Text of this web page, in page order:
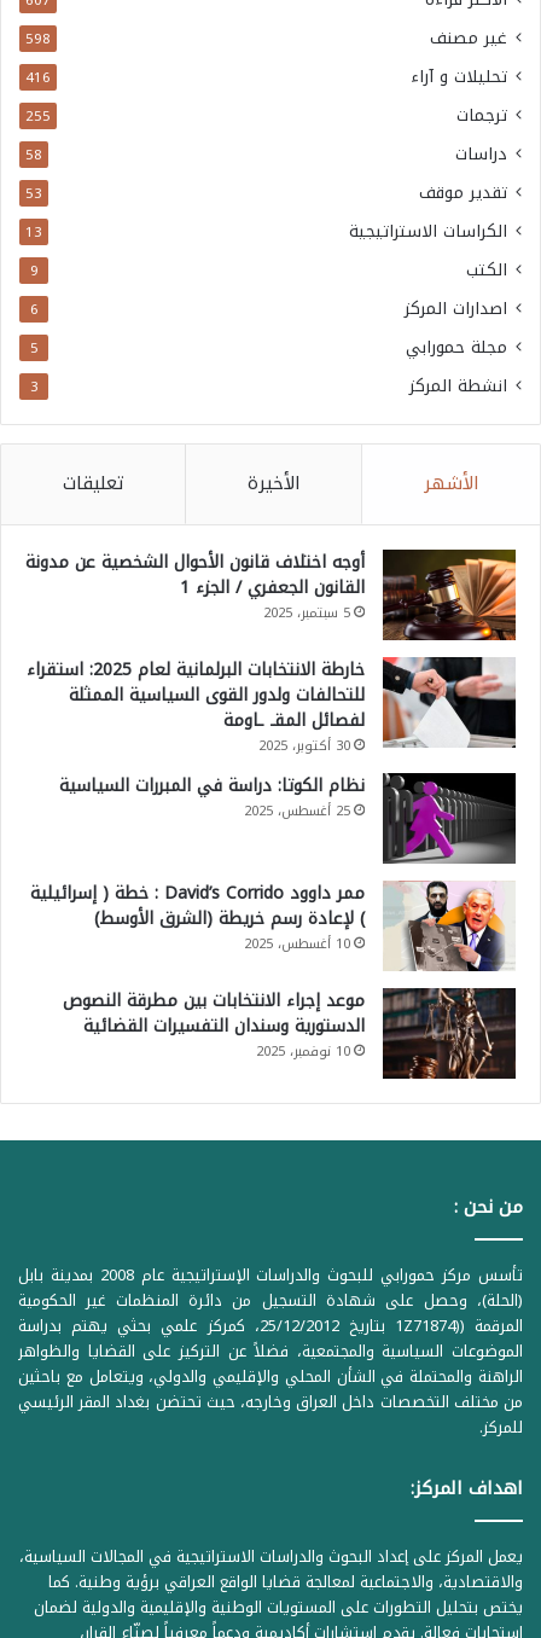
غير مصنف 598
تحليلات و آراء 416
ترجمات 255
دراسات 58
تقدير موقف 53
الكراسات الاستراتيجية 13
الكتب 9
اصدارات المركز 6
مجلة حمورابي 5
انشطة المركز 3
الأشهر الأخيرة تعليقات
أوجه اختلاف قانون الأحوال الشخصية عن مدونة
القانون الجعفري / الجزء 1
5 سبتمبر، 2025
خارطة الانتخابات البرلمانية لعام 2025: استقراء
للتحالفات ولدور القوى السياسية الممثلة
لفصائل المقـ ـاومة
30 أكتوبر، 2025
نظام الكوتا: دراسة في المبررات السياسية
25 أغسطس، 2025
ممر داوود David’s Corrido : خطة ( إسرائيلية
) لإعادة رسم خريطة (الشرق الأوسط)
10 أغسطس، 2025
موعد إجراء الانتخابات بين مطرقة النصوص
الدستورية وسندان التفسيرات القضائية
10 نوفمبر، 2025
من نحن :
تأسس مركز حمورابي للبحوث والدراسات الإستراتيجية عام 2008 بمدينة بابل
(الحلة)، وحصل على شهادة التسجيل من دائرة المنظمات غير الحكومية
المرقمة ((1Z71874 بتاريخ 25/12/2012، كمركز علمي بحثي يهتم بدراسة
الموضوعات السياسية والمجتمعية، فضلاً عن التركيز على القضايا والظواهر
الراهنة والمحتملة في الشأن المحلي والإقليمي والدولي، ويتعامل مع باحثين
من مختلف التخصصات داخل العراق وخارجه، حيث تحتضن بغداد المقر الرئيسي
للمركز.
اهداف المركز:
يعمل المركز على إعداد البحوث والدراسات الاستراتيجية في المجالات السياسية،
والاقتصادية، والاجتماعية لمعالجة قضايا الواقع العراقي برؤية وطنية. كما
يختص بتحليل التطورات على المستويات الوطنية والإقليمية والدولية لضمان